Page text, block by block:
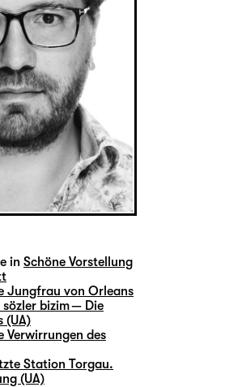
in Schöne Vorstellung
Jungfrau von Orleans
sözler bizim — Die
(UA)
Verwirrungen des
Station Torgau.
(UA)